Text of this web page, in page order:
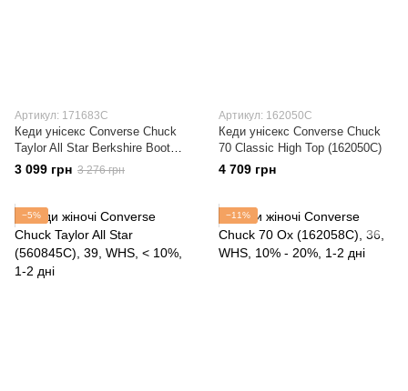
Артикул: 171683C
Кеди унісекс Converse Chuck
Taylor All Star Berkshire Boot
(171683C)
3 099 грн 3 276 грн
Артикул: 162050C
Кеди унісекс Converse Chuck
70 Classic High Top (162050C)
4 709 грн
−5% −11%